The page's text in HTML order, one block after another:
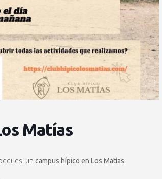
Matías
un campus hípico en Los Matías.